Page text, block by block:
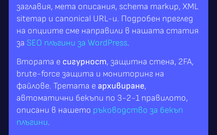
заглавия, мета описания, schema markup, XML
sitemap и canonical URL-и. Подробен преглед
на опциите сме направили в нашата статия
за SEO плъгини за WordPress.
Втората е сигурност, защитна стена, 2FA,
brute-force защита и мониторинг на
файлове. Третата е архивиране,
автоматични бекъпи по 3-2-1 правилото,
описани в нашето ръководство за бекъп
плъгини.